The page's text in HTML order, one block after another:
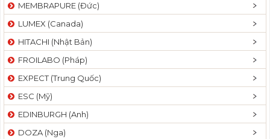
MEMBRAPURE (Đức)
LUMEX (Canada)
HITACHI (Nhật Bản)
FROILABO (Pháp)
EXPECT (Trung Quốc)
ESC (Mỹ)
EDINBURGH (Anh)
DOZA (Nga)